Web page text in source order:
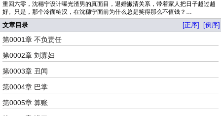
重回六零，沈穗宁设计曝光渣男的真面目，退婚撇清关系，带着家人把日子越过越
好。只是，那个冷面糙汉，在沈穗宁面前为什么总是笑得那么不值钱？…
文章目录 [正序] [倒序]
第0001章 不负责任
第0002章 刘寡妇
第0003章 丑闻
第0004章 巴掌
第0005章 算账